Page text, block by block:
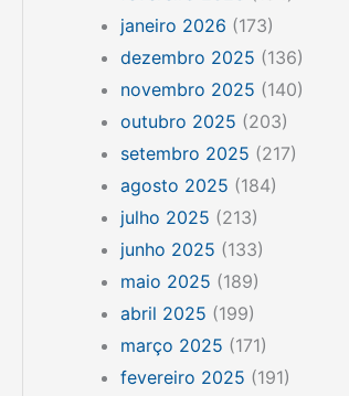
janeiro 2026 (173)
dezembro 2025 (136)
novembro 2025 (140)
outubro 2025 (203)
setembro 2025 (217)
agosto 2025 (184)
julho 2025 (213)
junho 2025 (133)
maio 2025 (189)
abril 2025 (199)
março 2025 (171)
fevereiro 2025 (191)